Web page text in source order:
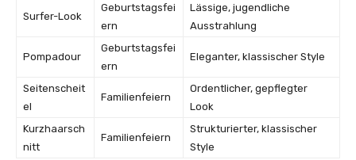
Surfer-Look
Geburtstagsfei
ern
Lässige, jugendliche
Ausstrahlung
Pompadour
Geburtstagsfei
ern
Eleganter, klassischer Style
Seitenscheit
el
Familienfeiern
Ordentlicher, gepflegter
Look
Kurzhaarsch
nitt
Familienfeiern
Strukturierter, klassischer
Style